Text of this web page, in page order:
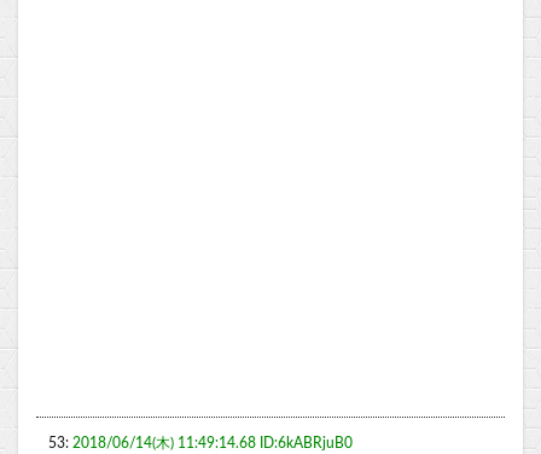
53: 2018/06/14(木) 11:49:14.68 ID:6kABRjuB0